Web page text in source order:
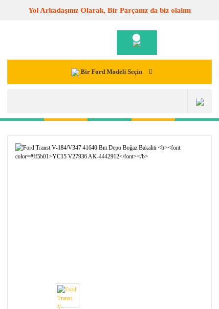
Yol Arkadaşınız Olarak, Bir Parçanız da biz olalım
Bir Ford Modeli Seçin